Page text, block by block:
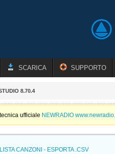
SCARICA SUPPORTO
8.70.4
ufficiale NEWRADIO
CANZONI - ESPORTA .CSV